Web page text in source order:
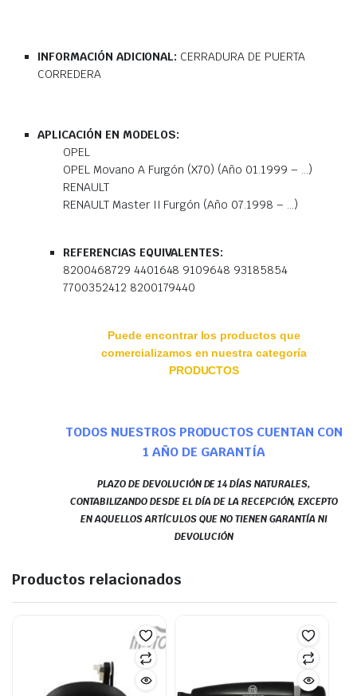
INFORMACIÓN ADICIONAL: CERRADURA DE PUERTA
CORREDERA
APLICACIÓN EN MODELOS:
OPEL
OPEL Movano A Furgón (X70) (Año 01.1999 – …)
RENAULT
RENAULT Master II Furgón (Año 07.1998 – …)
REFERENCIAS EQUIVALENTES:
8200468729 4401648 9109648 93185854
7700352412 8200179440
Puede encontrar los productos que
comercializamos en nuestra categoría
PRODUCTOS
TODOS NUESTROS PRODUCTOS CUENTAN CON
1 AÑO DE GARANTÍA
PLAZO DE DEVOLUCIÓN DE 14 DÍAS NATURALES,
CONTABILIZANDO DESDE EL DÍA DE LA RECEPCIÓN, EXCEPTO
EN AQUELLOS ARTÍCULOS QUE NO TIENEN GARANTÍA NI
DEVOLUCIÓN
Productos relacionados